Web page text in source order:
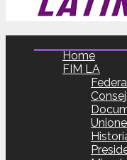
Home
FIM LA